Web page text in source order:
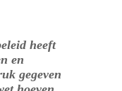
heeft
en
gegeven